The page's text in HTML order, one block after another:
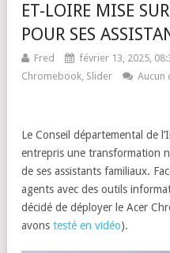
ET-LOIRE MISE
POUR SES
Fred février 13, 2025,
Chromebook, Slider Aucun
Le Conseil départemental de
entrepris une transformation
de ses assistants familiaux.
agents avec des outils
décidé de déployer le Acer
avons testé en vidéo).